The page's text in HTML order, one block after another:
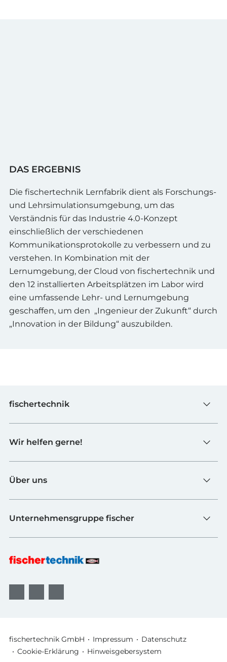
DAS ERGEBNIS
Die fischertechnik Lernfabrik dient als Forschungs-
und Lehrsimulationsumgebung, um das
Verständnis für das Industrie 4.0-Konzept
einschließlich der verschiedenen
Kommunikationsprotokolle zu verbessern und zu
verstehen. In Kombination mit der
Lernumgebung, der Cloud von fischertechnik und
den 12 installierten Arbeitsplätzen im Labor wird
eine umfassende Lehr- und Lernumgebung
geschaffen, um den „Ingenieur der Zukunft“ durch
„Innovation in der Bildung“ auszubilden.
fischertechnik
Schulen
Industrie & Hochschulen
fischerTiP
Wir helfen gerne!
Zur Lieferantenseite
Händler finden
FAQ
Newsletter
B2B AGBs
Über uns
Qualitaet und Nachhaltigkeit
Auszeichnungen
Karriere
Unternehmensgruppe fischer
fischer Consulting
fischertechnik GmbH Impressum
Datenschutz
Cookie-Erklärung
Hinweisgebersystem